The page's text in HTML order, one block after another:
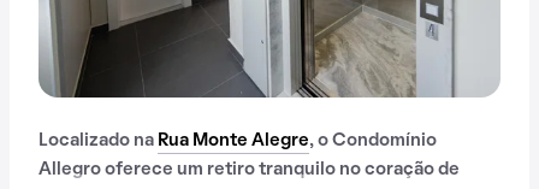
Localizado na Rua Monte Alegre, o Condomínio
Allegro oferece um retiro tranquilo no coração de